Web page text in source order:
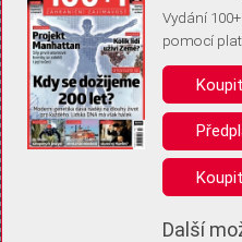
Pro základní fungování webu
(tzv. cookies apod.). Rádi bychom
uložením volitelných informací:
Anonymní unikátní ID
Díky němu příště poznáme, že se
Identifikátor je zcela anonymní.
Vydání
pomocí
Další